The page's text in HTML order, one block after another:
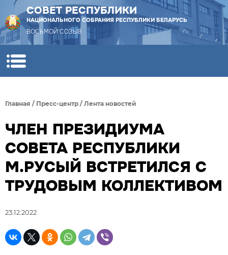
СОВЕТ РЕСПУБЛИКИ
НАЦИОНАЛЬНОГО СОБРАНИЯ РЕСПУБЛИКИ БЕЛАРУСЬ
ВОСЬМОЙ СОЗЫВ
Главная / Пресс-центр / Лента новостей
ЧЛЕН ПРЕЗИДИУМА
СОВЕТА РЕСПУБЛИКИ
М.РУСЫЙ ВСТРЕТИЛСЯ С
ТРУДОВЫМ КОЛЛЕКТИВОМ
23.12.2022